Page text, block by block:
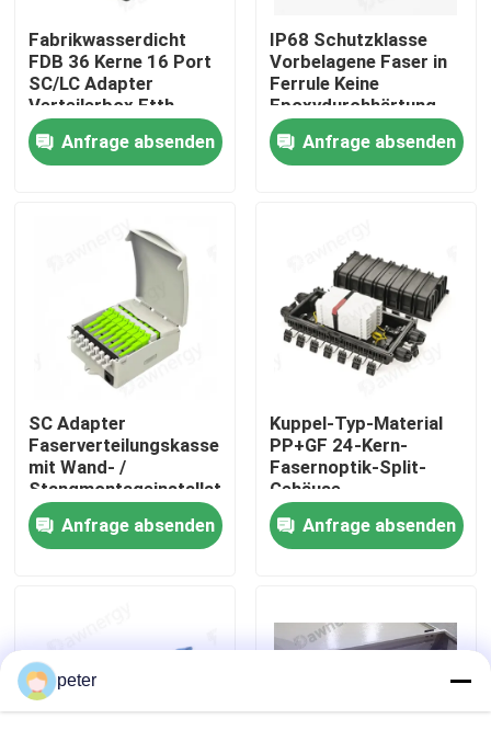
Haus
Produkte
Über uns
Fabrik-Ausflug
Qualitätskontrolle
Treten Sie mit uns in Verbindung
Fälle
Fordern Sie ein Zitat
Fabrikwasserdicht
FDB 36 Kerne 16 Port
SC/LC Adapter
Verteilerbox Ftth
Anfrage absenden
IP68 Schutzklasse
Vorbelagene Faser in
Ferrule Keine
Epoxydurchhärtung
und Polierung mit PC-
ABS-Gehäuse
Anfrage absenden
SC Adapter
Faserverteilungskasse
mit Wand- /
Stangmontageinstallation
und Faser Splice-Box-
Anschlussart
Anfrage absenden
Kuppel-Typ-Material
PP+GF 24-Kern-
Fasernoptik-Split-
Gehäuse
Anfrage absenden
peter